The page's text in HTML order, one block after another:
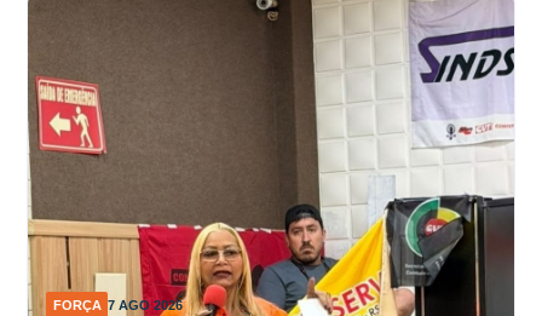
FORÇA 7 AGO 2026